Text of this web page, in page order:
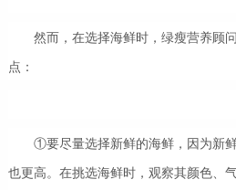
然而，在选择海鲜时，绿瘦营养顾
点：
①要尽量选择新鲜的海鲜，因为新
也更高。在挑选海鲜时，观察其颜色、